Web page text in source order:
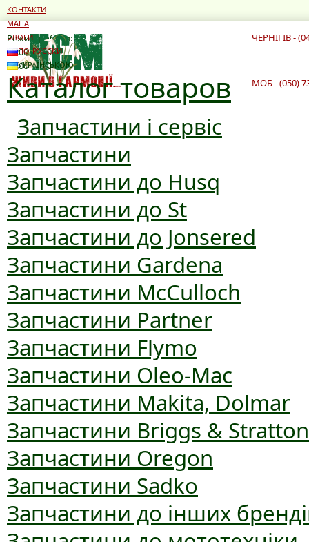
Режим роботи:
10:00 - 19:00
10:00 - 16:00
ЧЕРНІГІВ -
Каталог товаров
Запчастини і сервіс
Запчастини
Запчастини до Husq
Запчастини до St
Запчастини до Jonsered
Запчастини Gardena
Запчастини McCulloch
Запчастини Partner
Запчастини Flymo
Запчастини Oleo-Mac
Запчастини Makita, Dolmar
Запчастини Briggs & Stratton
Запчастини Oregon
Запчастини Sadko
Запчастини до інших
МОБ - (050)
КОНТАКТИ
МАПА
БЛОГИ
ПО-РУССКИ
УКРАЇНСЬКОЮ